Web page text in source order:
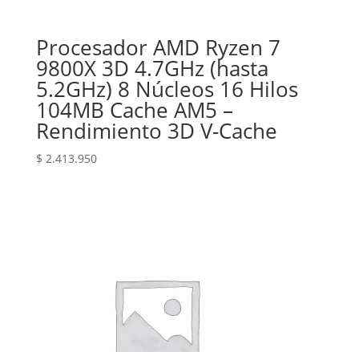
Procesador AMD Ryzen 7
9800X 3D 4.7GHz (hasta
5.2GHz) 8 Núcleos 16 Hilos
104MB Cache AM5 –
Rendimiento 3D V-Cache
$ 2.413.950